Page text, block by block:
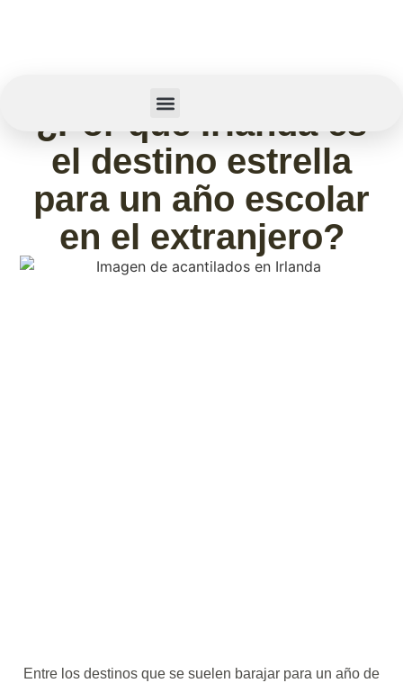
¿Por qué Irlanda es
el destino estrella
para un año escolar
en el extranjero?
Entre los destinos que se suelen barajar para un año de